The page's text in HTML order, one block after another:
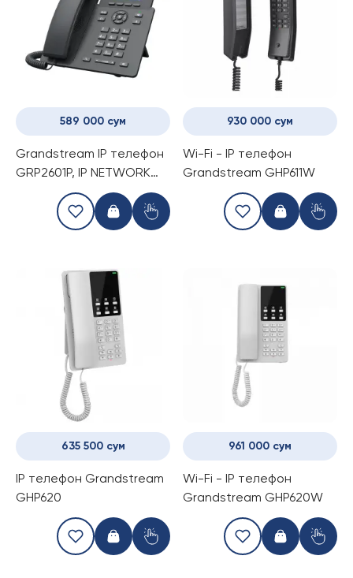
589 000 сум
Grandstream IP телефон
GRP2601P, IP NETWORK
TELEPHONE
930 000 сум
Wi-Fi - IP телефон
Grandstream GHP611W
635 500 сум
IP телефон Grandstream
GHP620
961 000 сум
Wi-Fi - IP телефон
Grandstream GHP620W